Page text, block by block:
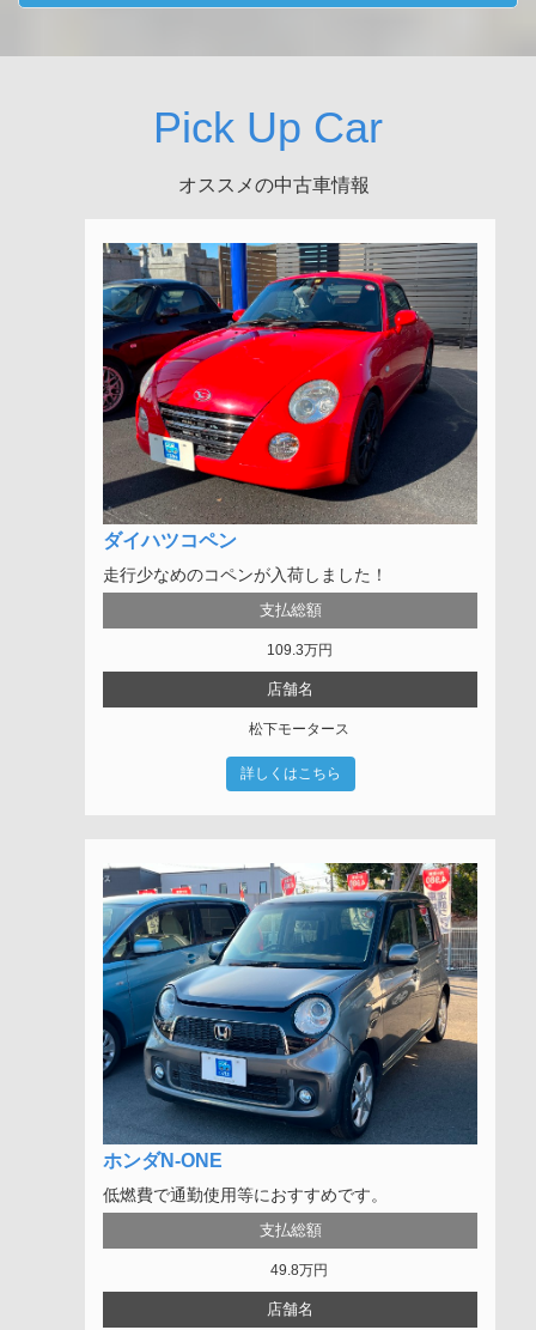
Pick Up Car
オススメの中古車情報
ダイハツコペン
走行少なめのコペンが入荷しました！
支払総額
109.3万円
店舗名
松下モータース
詳しくはこちら
ホンダN-ONE
低燃費で通勤使用等におすすめです。
支払総額
49.8万円
店舗名